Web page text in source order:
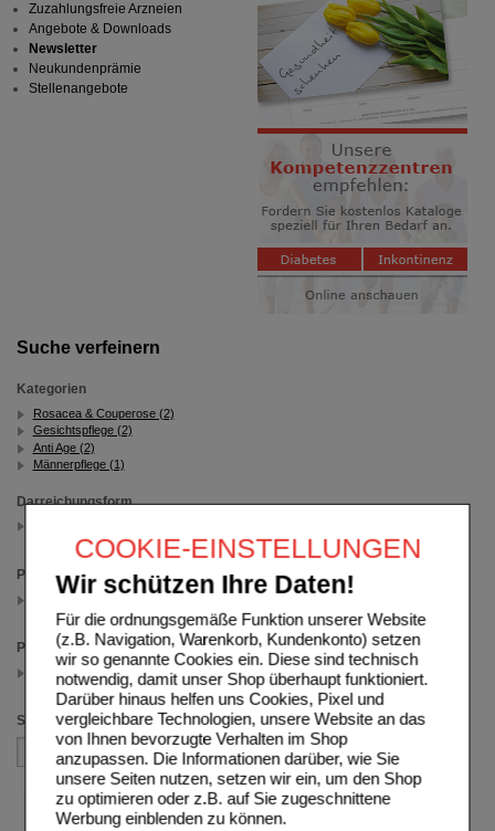
COOKIE-EINSTELLUNGEN
Wir schützen Ihre Daten!
Für die ordnungsgemäße Funktion unserer Website
(z.B. Navigation, Warenkorb, Kundenkonto) setzen
wir so genannte Cookies ein. Diese sind technisch
notwendig, damit unser Shop überhaupt funktioniert.
Darüber hinaus helfen uns Cookies, Pixel und
vergleichbare Technologien, unsere Website an das
von Ihnen bevorzugte Verhalten im Shop
anzupassen. Die Informationen darüber, wie Sie
unsere Seiten nutzen, setzen wir ein, um den Shop
zu optimieren oder z.B. auf Sie zugeschnittene
Werbung einblenden zu können.
Suche verfeinern
Kategorien
Rosacea & Couperose (2)
Gesichtspflege (2)
Anti Age (2)
Männerpflege (1)
Darreichungsform
(auswahl entfernen)
Packungsgröße
30 ml
(auswahl entfernen)
Preis
15.00 - 19.99
(auswahl entfernen)
Sortieren nach
Zuzahlungsfreie Arzneien
Angebote & Downloads
Newsletter
Neukundenprämie
Stellenangebote